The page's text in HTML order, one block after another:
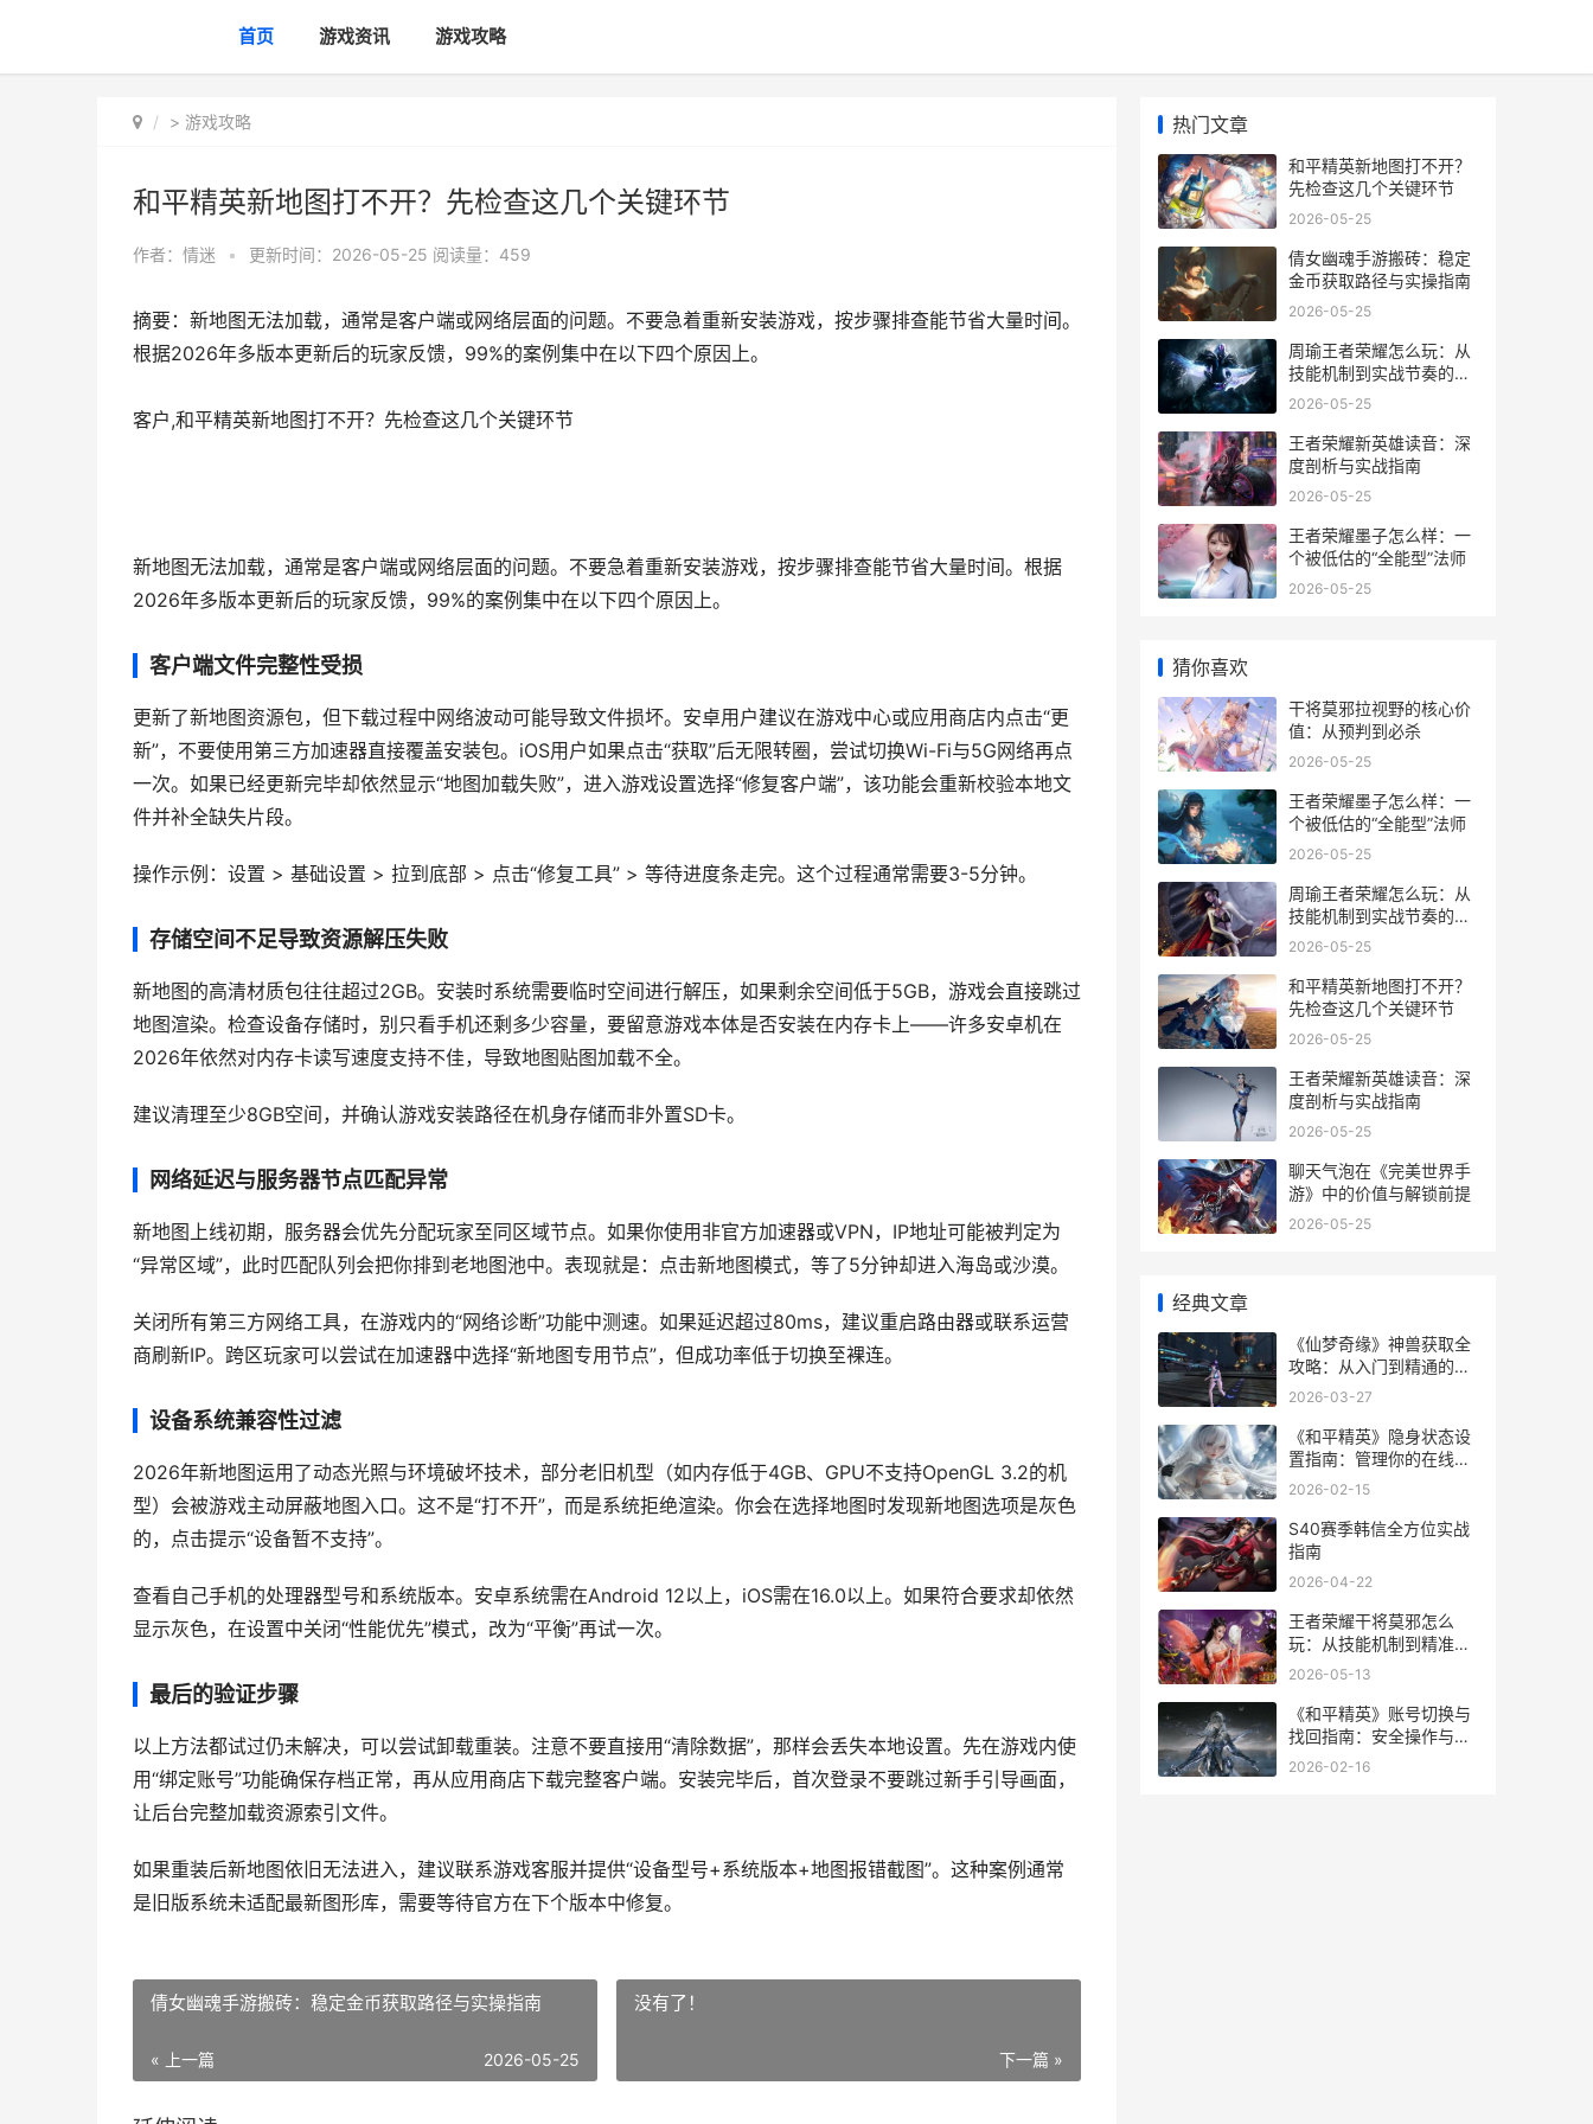
首页 游戏资讯 游戏攻略
> 游戏攻略
和平精英新地图打不开？先检查这几个关键环节
作者： 情迷 • 更新时间：2026-05-25 阅读量：459
摘要：新地图无法加载，通常是客户端或网络层面的问题。不要急着重新安装游戏，按步骤排查能节省大量时间。
根据2026年多版本更新后的玩家反馈，99%的案例集中在以下四个原因上。
客户,和平精英新地图打不开？先检查这几个关键环节
新地图无法加载，通常是客户端或网络层面的问题。不要急着重新安装游戏，按步骤排查能节省大量时间。根据
2026年多版本更新后的玩家反馈，99%的案例集中在以下四个原因上。
客户端文件完整性受损
更新了新地图资源包，但下载过程中网络波动可能导致文件损坏。安卓用户建议在游戏中心或应用商店内点击“更
新”，不要使用第三方加速器直接覆盖安装包。iOS用户如果点击“获取”后无限转圈，尝试切换Wi-Fi与5G网络再点
一次。如果已经更新完毕却依然显示“地图加载失败”，进入游戏设置选择“修复客户端”，该功能会重新校验本地文
件并补全缺失片段。
操作示例：设置 > 基础设置 > 拉到底部 > 点击“修复工具” > 等待进度条走完。这个过程通常需要3-5分钟。
存储空间不足导致资源解压失败
新地图的高清材质包往往超过2GB。安装时系统需要临时空间进行解压，如果剩余空间低于5GB，游戏会直接跳过
地图渲染。检查设备存储时，别只看手机还剩多少容量，要留意游戏本体是否安装在内存卡上——许多安卓机在
2026年依然对内存卡读写速度支持不佳，导致地图贴图加载不全。
建议清理至少8GB空间，并确认游戏安装路径在机身存储而非外置SD卡。
网络延迟与服务器节点匹配异常
新地图上线初期，服务器会优先分配玩家至同区域节点。如果你使用非官方加速器或VPN，IP地址可能被判定为
“异常区域”，此时匹配队列会把你排到老地图池中。表现就是：点击新地图模式，等了5分钟却进入海岛或沙漠。
关闭所有第三方网络工具，在游戏内的“网络诊断”功能中测速。如果延迟超过80ms，建议重启路由器或联系运营
商刷新IP。跨区玩家可以尝试在加速器中选择“新地图专用节点”，但成功率低于切换至裸连。
设备系统兼容性过滤
2026年新地图运用了动态光照与环境破坏技术，部分老旧机型（如内存低于4GB、GPU不支持OpenGL 3.2的机
型）会被游戏主动屏蔽地图入口。这不是“打不开”，而是系统拒绝渲染。你会在选择地图时发现新地图选项是灰色
的，点击提示“设备暂不支持”。
查看自己手机的处理器型号和系统版本。安卓系统需在Android 12以上，iOS需在16.0以上。如果符合要求却依然
显示灰色，在设置中关闭“性能优先”模式，改为“平衡”再试一次。
最后的验证步骤
以上方法都试过仍未解决，可以尝试卸载重装。注意不要直接用“清除数据”，那样会丢失本地设置。先在游戏内使
用“绑定账号”功能确保存档正常，再从应用商店下载完整客户端。安装完毕后，首次登录不要跳过新手引导画面，
让后台完整加载资源索引文件。
如果重装后新地图依旧无法进入，建议联系游戏客服并提供“设备型号+系统版本+地图报错截图”。这种案例通常
是旧版系统未适配最新图形库，需要等待官方在下个版本中修复。
倩女幽魂手游搬砖：稳定金币获取路径与实操指南
« 上一篇 2026-05-25
没有了！
下一篇 »
热门文章
和平精英新地图打不开？
先检查这几个关键环节
2026-05-25
倩女幽魂手游搬砖：稳定
金币获取路径与实操指南
2026-05-25
周瑜王者荣耀怎么玩：从
技能机制到实战节奏的全
面拆解
2026-05-25
王者荣耀新英雄读音：深
度剖析与实战指南
2026-05-25
王者荣耀墨子怎么样：一
个被低估的“全能型”法师
2026-05-25
猜你喜欢
干将莫邪拉视野的核心价
值：从预判到必杀
2026-05-25
王者荣耀墨子怎么样：一
个被低估的“全能型”法师
2026-05-25
周瑜王者荣耀怎么玩：从
技能机制到实战节奏的全
面拆解
2026-05-25
和平精英新地图打不开？
先检查这几个关键环节
2026-05-25
王者荣耀新英雄读音：深
度剖析与实战指南
2026-05-25
聊天气泡在《完美世界手
游》中的价值与解锁前提
2026-05-25
经典文章
《仙梦奇缘》神兽获取全
攻略：从入门到精通的实
用指南
2026-03-27
《和平精英》隐身状态设
置指南：管理你的在线可
见性
2026-02-15
S40赛季韩信全方位实战
指南
2026-04-22
王者荣耀干将莫邪怎么
玩：从技能机制到精准命
中
2026-05-13
《和平精英》账号切换与
找回指南：安全操作与风
险规避
2026-02-16